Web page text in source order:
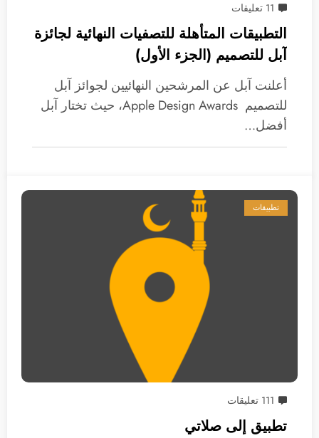
11 تعليقات
التطبيقات المتأهلة للتصفيات النهائية لجائزة
آبل للتصميم (الجزء الأول)
أعلنت آبل عن المرشحين النهائيين لجوائز آبل
للتصميم Apple Design Awards، حيث تختار آبل
أفضل…
تطبيقات
111 تعليقات
تطبيق إلى صلاتي